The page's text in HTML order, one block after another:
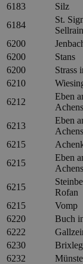
6183
Silz
6184
St.
Sellrain
6200
6200
Stans
6200
Strass
6210
6212
Eben
6213
Eben
6215
6215
Eben
6215
Rofan
6215
Vomp
6220
Buch
6222
6230
6232